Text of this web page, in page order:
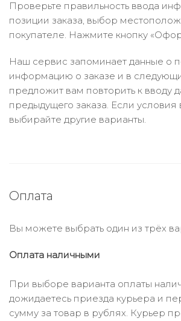
Проверьте правильность ввода
позиции заказа, выбор
покупателе. Нажмите кнопку
Наш сервис запоминает данные о
информацию о заказе и в
предложит вам повторить к вводу
предыдущего заказа. Если условия
выбирайте другие варианты.
Оплата
Вы можете выбрать один из трёх
Оплата наличными
При выборе варианта оплаты
дожидаетесь приезда курьера и
сумму за товар в рублях. Курьер